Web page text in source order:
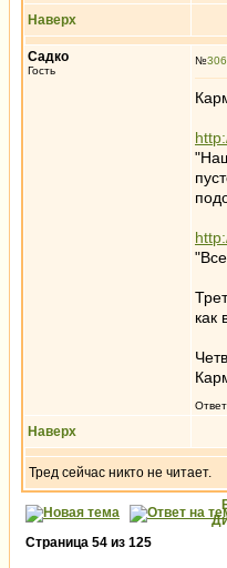
Наверх
Садко
Гость
№
как
Наверх
Тред сейчас никто не читает.
Страница 54 из 125